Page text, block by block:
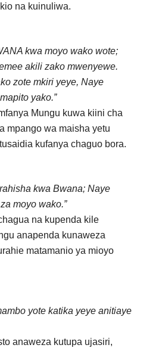
na kuinuliwa.
kwa moyo wako wote;
akili zako mwenyewe.
zote mkiri yeye, Naye
yako.”
Mungu kuwa kiini cha
mpango wa maisha yetu
kufanya chaguo bora.
kwa Bwana; Naye
moyo wako.”
na kupenda kile
anapenda kunaweza
matamanio ya mioyo
yote katika yeye anitiaye
anaweza kutupa ujasiri,